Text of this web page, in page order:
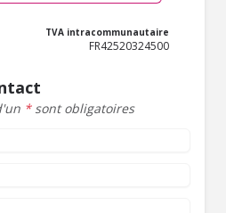
TVA intracommunautaire
FR42520324500
*sont obligatoires